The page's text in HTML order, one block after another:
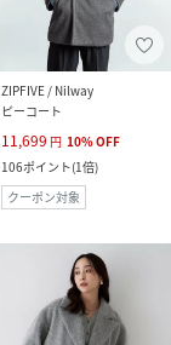
ZIPFIVE / Nilway
ピーコート
11,699 円 10%OFF
106ポイント(1倍)
クーポン対象